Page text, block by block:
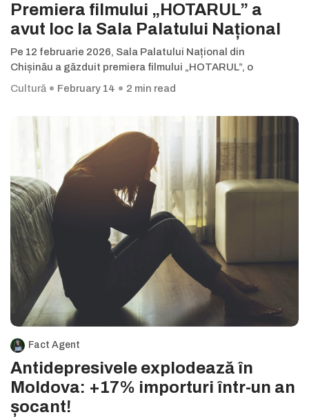
Premiera filmului „HOTARUL” a
avut loc la Sala Palatului Național
Pe 12 februarie 2026, Sala Palatului Național din
Chișinău a găzduit premiera filmului „HOTARUL”, o
Cultură
February 14 2 min read
Fact Agent
Antidepresivele explodează în
Moldova: +17% importuri într-un an
șocant!